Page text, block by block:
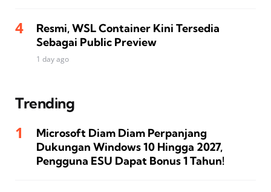
Resmi, WSL Container Kini Tersedia
Sebagai Public Preview
1 day ago
Trending
Microsoft Diam Diam Perpanjang
Dukungan Windows 10 Hingga 2027,
Pengguna ESU Dapat Bonus 1 Tahun!